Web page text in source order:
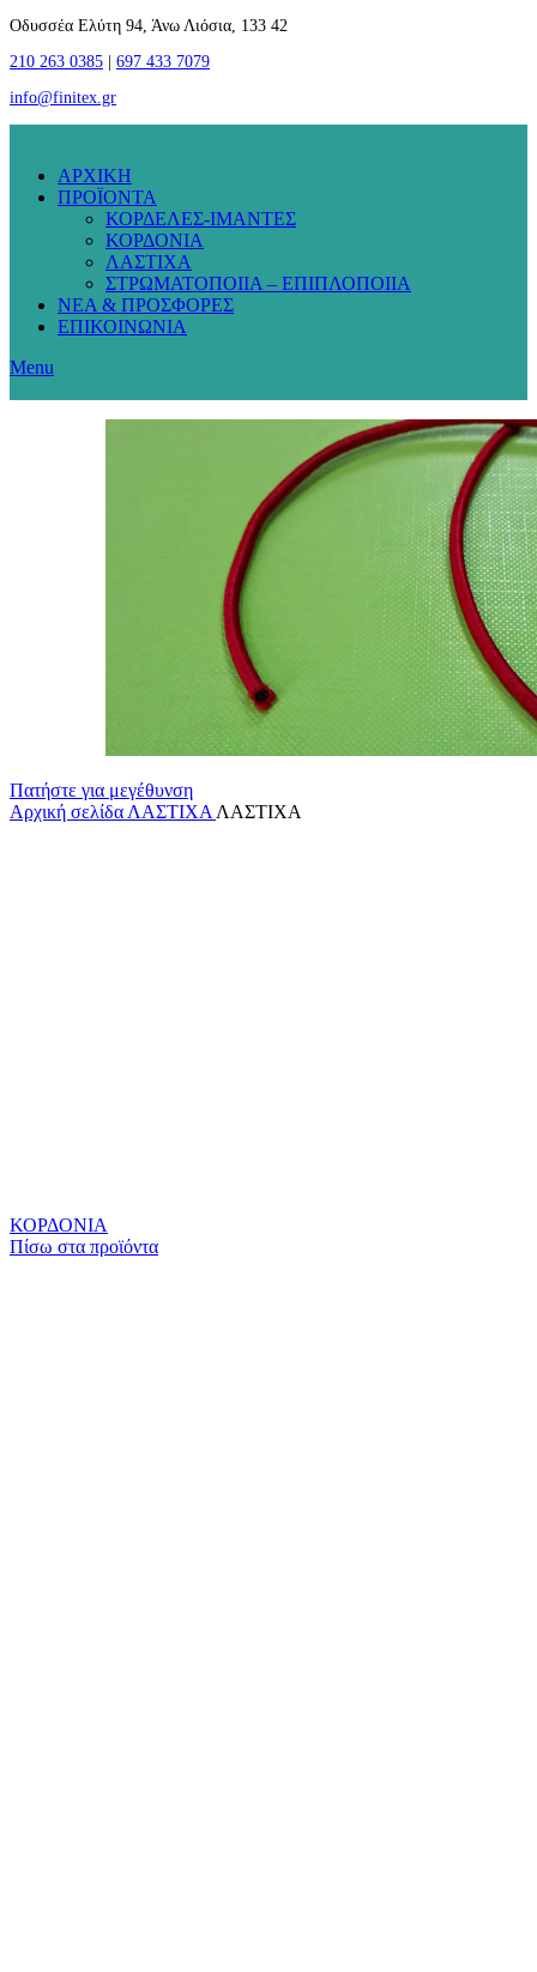
Οδυσσέα Ελύτη 94, Άνω Λιόσια, 133 42
210 263 0385
697 433 7079
info@finitex.gr
ΑΡΧΙΚΗ
ΠΡΟΪΟΝΤΑ
ΚΟΡΔΕΛΕΣ-ΙΜΑΝΤΕΣ
ΚΟΡΔΟΝΙΑ
ΛΑΣΤΙΧΑ
ΣΤΡΩΜΑΤΟΠΟΙΙΑ – ΕΠΙΠΛΟΠΟΙΙΑ
ΝΕΑ & ΠΡΟΣΦΟΡΕΣ
ΕΠΙΚΟΙΝΩΝΙΑ
Menu
Πατήστε για μεγέθυνση
Αρχική σελίδα ΛΑΣΤΙΧΑ ΛΑΣΤΙΧΑ
ΚΟΡΔΟΝΙΑ
Πίσω στα πρoϊόντα